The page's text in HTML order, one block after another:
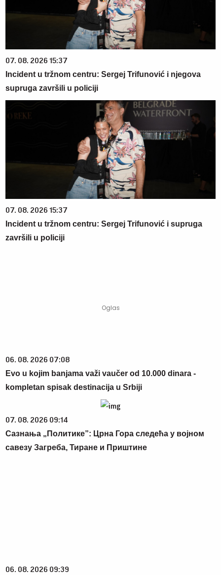
07. 08. 2026 15:37
Incident u tržnom centru: Sergej Trifunović i njegova
supruga završili u policiji
07. 08. 2026 15:37
Incident u tržnom centru: Sergej Trifunović i supruga
završili u policiji
06. 08. 2026 07:08
Evo u kojim banjama važi vaučer od 10.000 dinara -
kompletan spisak destinacija u Srbiji
07. 08. 2026 09:14
Сазнања „Политике”: Црна Гора следећа у војном
савезу Загреба, Тиране и Приштине
06. 08. 2026 09:39